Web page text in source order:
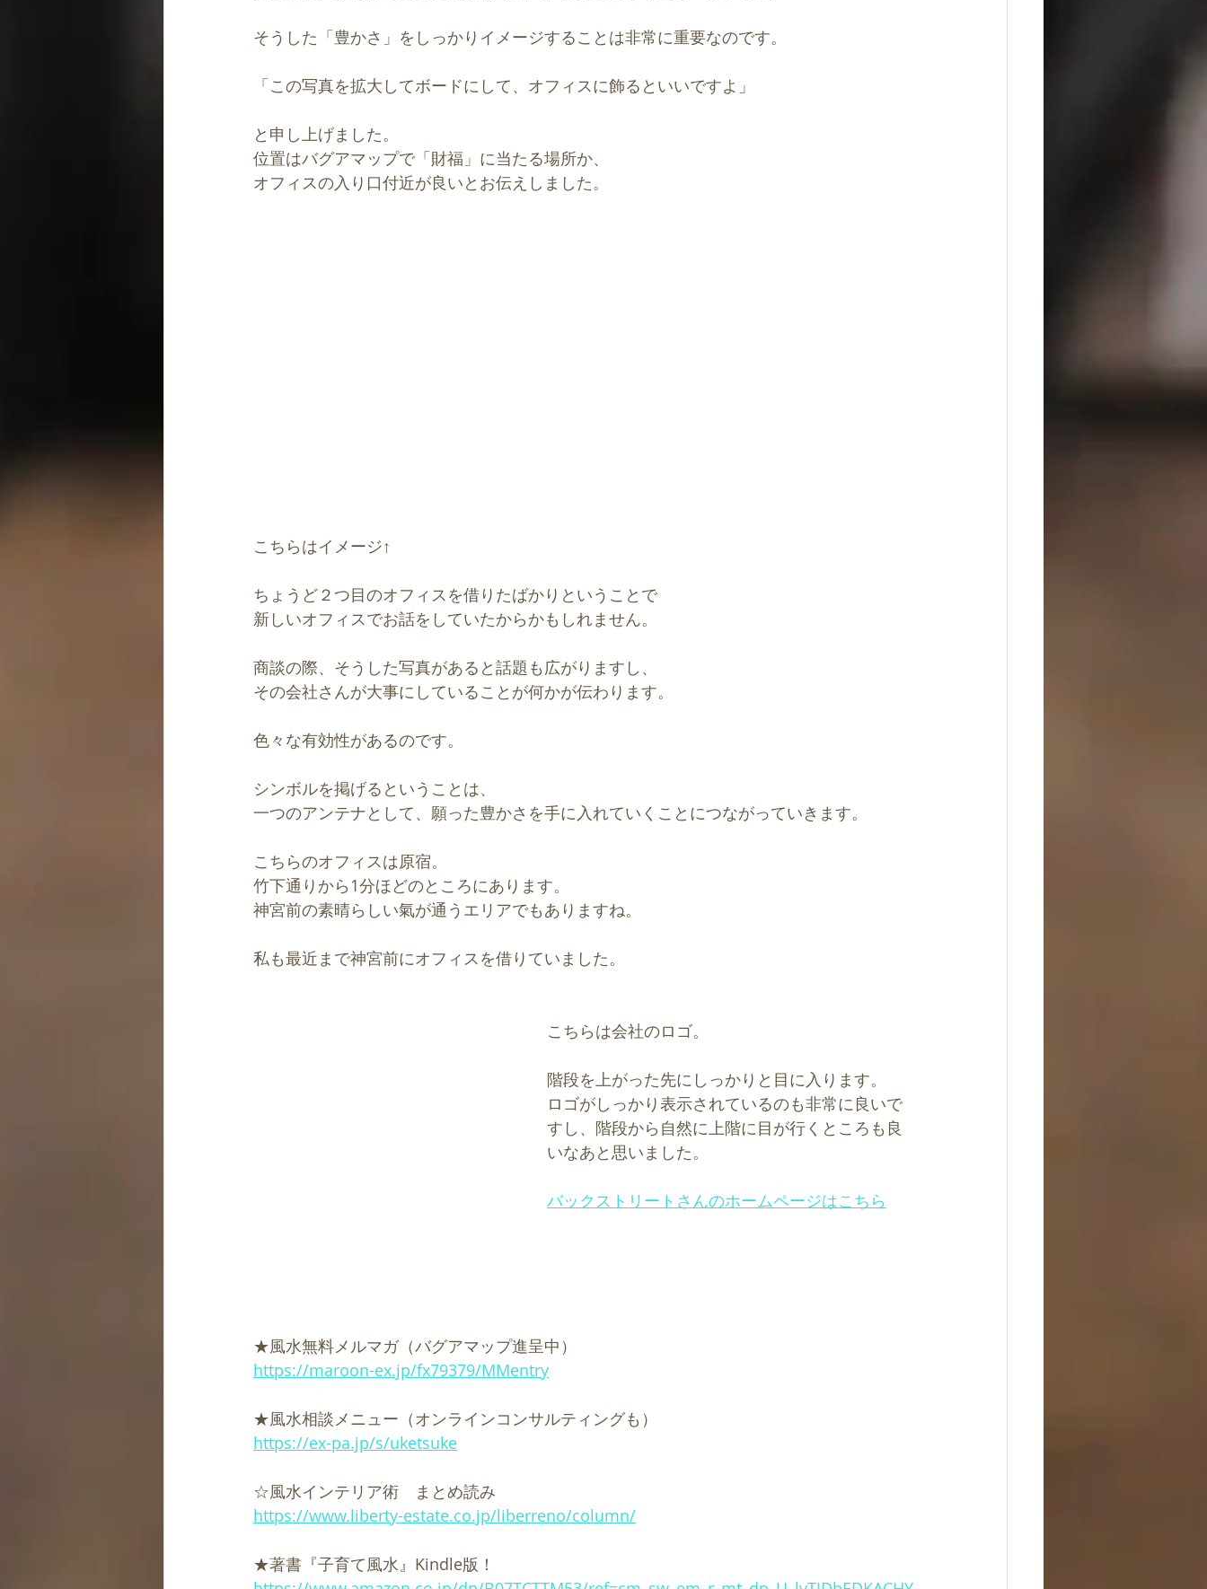
そうした「豊かさ」をしっかりイメージすることは非常に重要なのです。
「この写真を拡大してボードにして、オフィスに飾るといいですよ」
と申し上げました。
位置はバグアマップで「財福」に当たる場所か、
オフィスの入り口付近が良いとお伝えしました。
こちらはイメージ↑
ちょうど２つ目のオフィスを借りたばかりということで
新しいオフィスでお話をしていたからかもしれません。
商談の際、そうした写真があると話題も広がりますし、
その会社さんが大事にしていることが何かが伝わります。
色々な有効性があるのです。
シンボルを掲げるということは、
一つのアンテナとして、願った豊かさを手に入れていくことにつながっていきます。
こちらのオフィスは原宿。
竹下通りから1分ほどのところにあります。
神宮前の素晴らしい氣が通うエリアでもありますね。
私も最近まで神宮前にオフィスを借りていました。
こちらは会社のロゴ。
階段を上がった先にしっかりと目に入ります。
ロゴがしっかり表示されているのも非常に良いで
すし、階段から自然に上階に目が行くところも良
いなあと思いました。
バックストリートさんのホームページはこちら
★風水無料メルマガ（バグアマップ進呈中）
https://maroon-ex.jp/fx79379/MMentry
★風水相談メニュー（オンラインコンサルティングも）
https://ex-pa.jp/s/uketsuke
☆風水インテリア術　まとめ読み
https://www.liberty-estate.co.jp/liberreno/column/
★著書『子育て風水』Kindle版！